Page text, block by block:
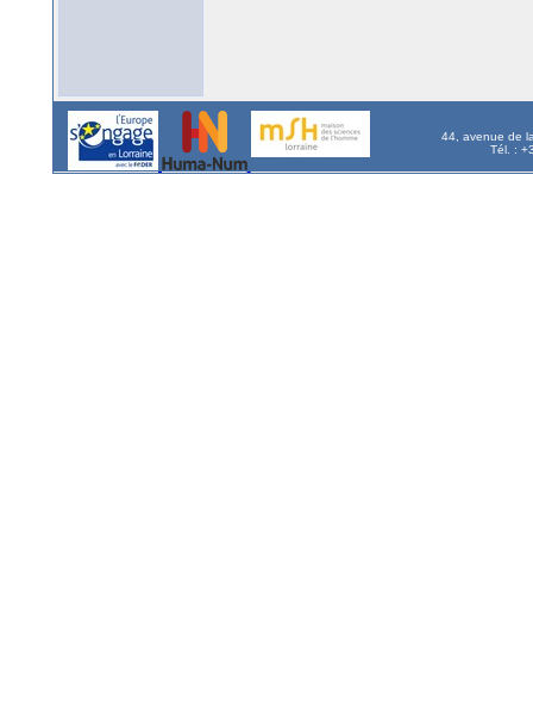
44, avenue de
Tél. :